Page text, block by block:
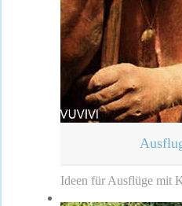
Ideen für Ausflüge mit